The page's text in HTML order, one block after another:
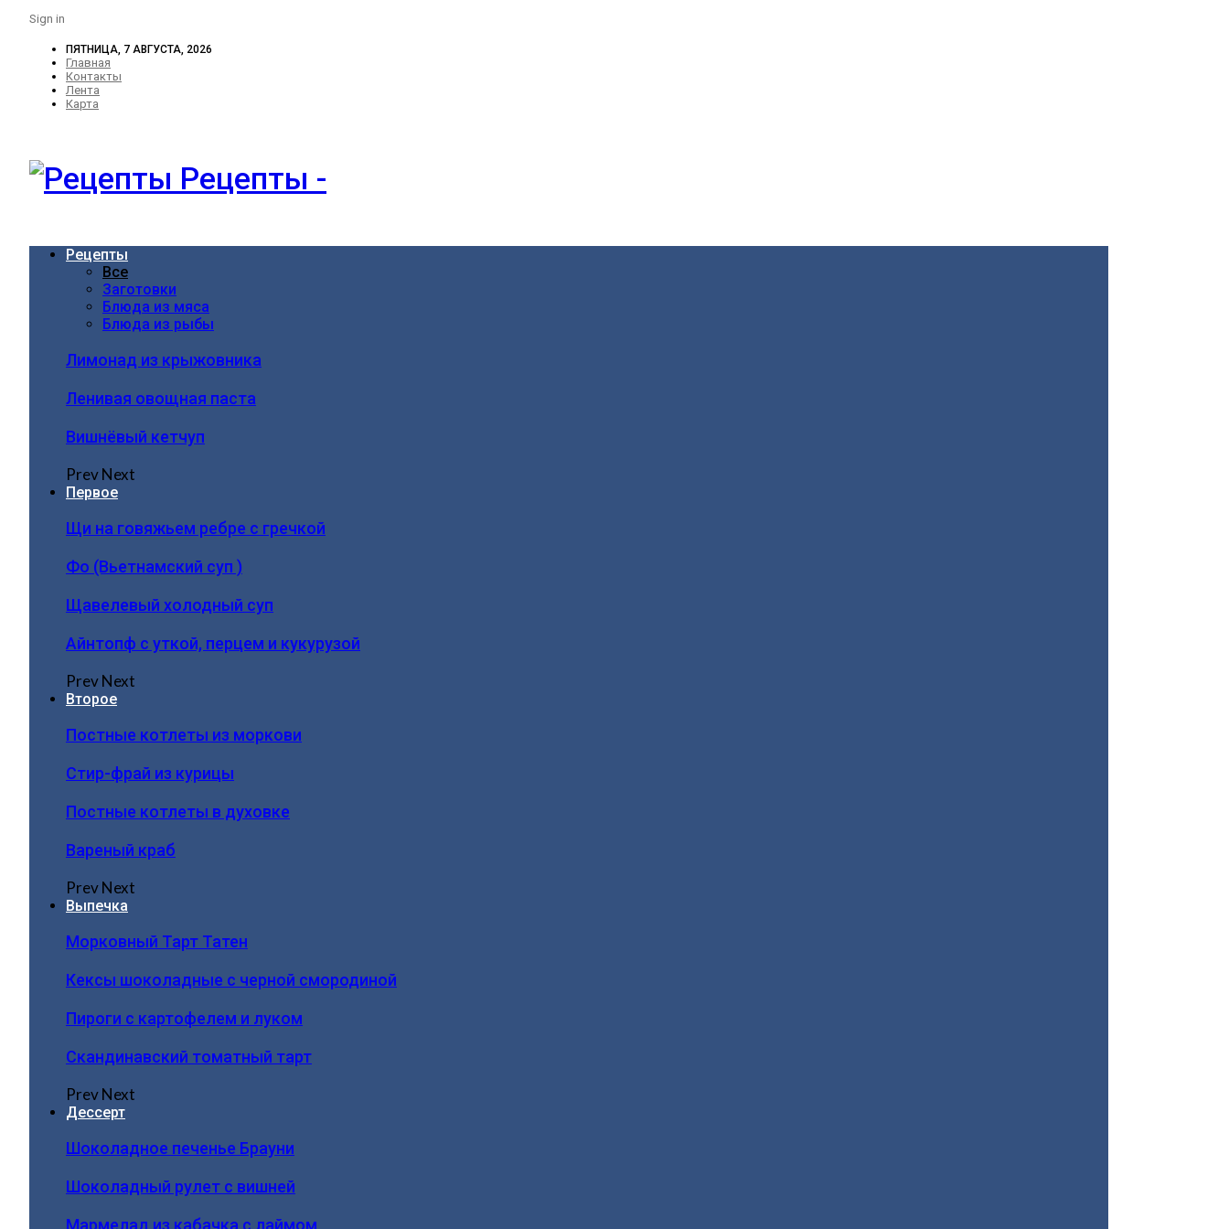
Sign in
ПЯТНИЦА, 7 АВГУСТА, 2026
Главная
Контакты
Лента
Карта
Рецепты -
Рецепты
Все
Заготовки
Блюда из мяса
Блюда из рыбы
Лимонад из крыжовника
Ленивая овощная паста
Вишнёвый кетчуп
PrevNext
Первое
Щи на говяжьем ребре с гречкой
Фо (Вьетнамский суп )
Щавелевый холодный суп
Айнтопф с уткой, перцем и кукурузой
PrevNext
Второе
Постные котлеты из моркови
Стир-фрай из курицы
Постные котлеты в духовке
Вареный краб
PrevNext
Выпечка
Морковный Тарт Татен
Кексы шоколадные с черной смородиной
Пироги c картофелем и луком
Скандинавский томатный тарт
PrevNext
Дессерт
Шоколадное печенье Брауни
Шоколадный рулет с вишней
Мармелад из кабачка с лаймом